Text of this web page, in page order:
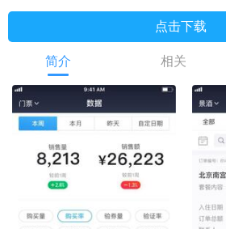
点击下载
简介 相关